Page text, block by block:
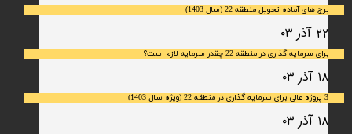
برج های آماده تحویل منطقه 22 (سال 1403)
۲۲ آذر ۰۳
برای سرمایه‌ گذاری در منطقه 22 چقدر سرمایه لازم است؟
۱۸ آذر ۰۳
3 پروژه عالی برای سرمایه گذاری در منطقه 22 (ویژه سال 1403)
۱۸ آذر ۰۳